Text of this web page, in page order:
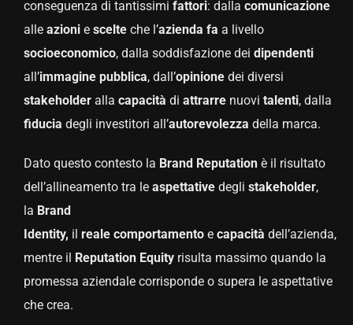
conseguenza di tantissimi fattori: dalla comunicazione
alle azionie scelteche l’azienda fa a livello
socioeconomico, dalla soddisfazione dei dipendenti
all’immagine pubblica, dall’opinionedei diversi
stakeholderalla capacità di attrarrenuovi talenti, dalla
fiducia degli investitori all’autorevolezza della marca.
Dato questo contesto la Brand Reputationè il risultato
dell’allineamento tra le aspettativedegli stakeholder,
la Brand
Identity, il reale comportamentoe capacità dell’azienda,
mentre il
Reputation Equity risulta massimo quando la
promessa aziendale corrisponde o supera le aspettative
che crea.